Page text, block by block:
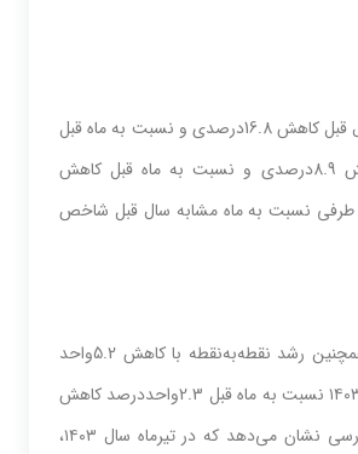
در تیرماه سال ١٤٠٣ شاخص‌‌‌ تولید رشته‌‌‌فعالیت‌‌‌ دارو برمبنای شرکت‌های بورسی‌‌‌ نسبت‌‌‌ به‌‌‌ ماه مشابه‌‌‌ سال قبل‌‌‌ کاهش‌‌‌ 16.8درصدی‌‌‌ و نسبت‌‌‌ به‌‌‌ ماه قبل‌‌‌
کاهش‌‌‌ 20.1درصدی‌‌‌ داشته‌‌‌ است‌‌‌. همچنین‌‌‌ شاخص‌‌‌ فروش آن نسبت‌‌‌ به‌‌‌ ماه مشابه‌‌‌ سال قبل‌‌‌ کاهش‌‌‌ 8.9درصدی‌‌‌ و نسبت‌‌‌ به‌‌‌ ماه قبل‌‌‌ کاهش‌‌‌
طرفی‌‌ نسبت‌‌‌ به‌‌‌ ماه مشابه‌‌‌ سال قبل‌‌‌ شاخص‌‌‌
در تیرماه سال ١٤٠٣ نرخ رشد ماهانه‌‌‌ قیمت‌‌‌ فعالیت‌‌‌های‌‌‌ صنعتی‌‌‌ بورسی‌‌‌ افزایش‌‌‌ 1.4درصدی‌‌‌ داشته‌‌‌، همچنین‌‌‌ رشد نقطه‌‌‌به‌‌‌نقطه با کاهش‌‌‌ 5.2واحد
درصدی‌‌‌ نسبت‌‌‌ به‌‌‌ ماه قبل‌‌‌، به‌‌‌ ٢٦‌درصد رسیده است‌‌‌. میانگین‌‌‌ سالانه‌‌‌ شاخص‌‌‌ قیمت‌‌‌ نیز در تیرماه سال ١٤٠٣ نسبت‌‌‌ به‌‌‌ ماه قبل‌‌‌ 2.3واحد‌درصد کاهش‌‌‌
داشته است‌‌‌ و میزان 24.1‌درصد افزایش‌‌‌ را نشان می‌دهد. بررسی‌‌‌ شاخص‌‌‌ قیمت‌‌‌ رشته‌‌‌فعالیت‌‌‌های‌‌‌ بورسی‌‌‌ نشان می‌دهد که در تیرماه سال ١٤٠٣،